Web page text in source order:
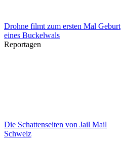
Drohne filmt zum ersten Mal Geburt
eines Buckelwals
Reportagen
Die Schattenseiten von Jail Mail
Schweiz